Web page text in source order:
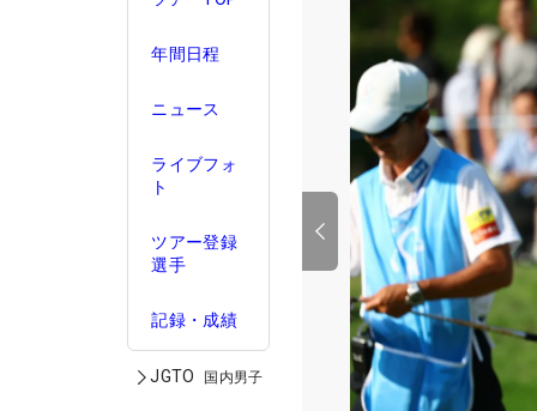
年間日程
ニュース
ライブフォ
ト
ツアー登録
選手
記録・成績
JGTO 国内男子